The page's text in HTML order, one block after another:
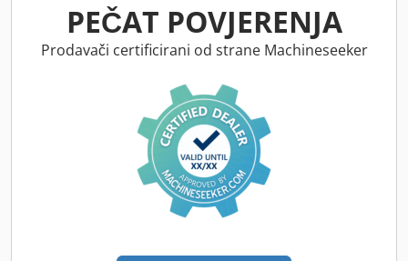
PEČAT POVJERENJA
Prodavači certificirani od strane Machineseeker